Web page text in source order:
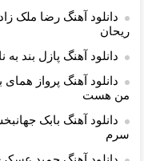
دانلود آهنگ رضا ملک
ریحان
دانلود آهنگ پازل بند
دانلود آهنگ پرواز
من هست
دانلود آهنگ بابک
سرم